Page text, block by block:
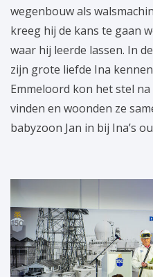
wegenbouw als
kreeg hij de kans te gaan
waar hij leerde lassen. In
zijn grote liefde Ina
Emmeloord kon het stel
vinden en woonden ze
babyzoon Jan in bij Ina’s